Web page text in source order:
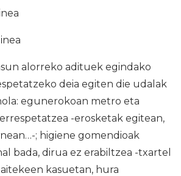
alorreko adituek egindako
deia egiten die udalak
egunerokoan metro eta
-erosketak egitean,
; higiene gomendioak
bada, dirua ez erabiltzea -txartel
kasuetan, hura